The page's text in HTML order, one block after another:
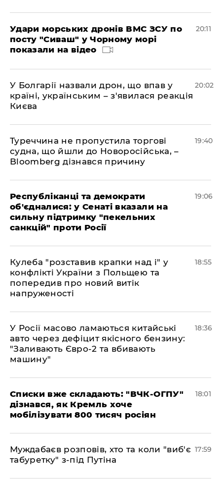
Удари морських дронів ВМС ЗСУ по
посту "Сиваш" у Чорному морі
показали на відео
20:11
У Болгарії назвали дрон, що впав у
країні, українським – з'явилася реакція
Києва
20:02
Туреччина не пропустила торгові
судна, що йшли до Новоросійська, –
Bloomberg дізнався причину
19:40
Республіканці та демократи
об'єдналися: у Сенаті вказали на
сильну підтримку "пекельних
санкцій" проти Росії
19:06
Кулеба "розставив крапки над і" у
конфлікті України з Польщею та
попередив про новий витік
напруженості
18:55
У Росії масово ламаються китайські
авто через дефіцит якісного бензину:
"Заливають Євро-2 та вбивають
машину"
18:36
Списки вже складають: "ВЧК-ОГПУ"
дізнався, як Кремль хоче
мобілізувати 800 тисяч росіян
18:01
Муждабаєв розповів, хто та коли "виб'є
табуретку" з-під Путіна
17:59